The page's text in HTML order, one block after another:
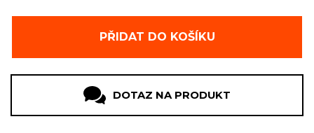
PŘIDAT DO KOŠÍKU
DOTAZ NA PRODUKT